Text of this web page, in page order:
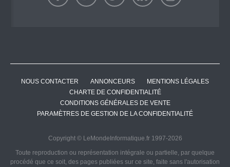
NOUS CONTACTER ANNONCEURS
MENTIONS LÉGALES
CHARTE DE CONFIDENTIALITÉ
CONDITIONS GÉNÉRALES DE VENTE
PARAMÈTRES DE GESTION DE LA CONFIDENTIALITÉ
Copyright © LeMondeInformatique.fr 1997-2026
Toute reproduction ou représentation intégrale ou partielle, par quelque
procédé que ce soit, des pages publiées sur ce site, faite sans l'autorisation